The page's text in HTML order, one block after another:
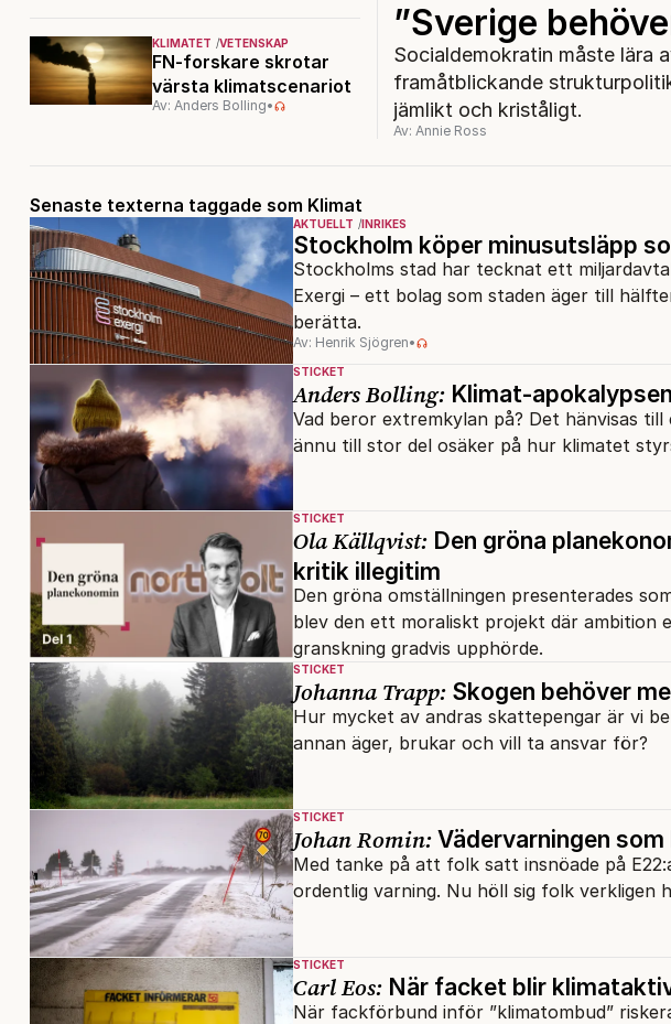
KLIMATET VETENSKAP
FN-forskare skrotar
värsta klimatscenariot
Av: Anders Bolling•
”Sverige
Socialdemokratin måste lära
framåtblickande
jämlikt och kriståligt.
Av: Annie Ross
Senaste texterna taggade som Klimat
AKTUELLT INRIKES
Stockholm köper minusutsläpp
Stockholms stad har tecknat ett
Exergi – ett bolag som staden äger till
berätta.
Av: Henrik Sjögren•
STICKET
Anders Bolling: Klimat-
Vad beror extremkylan på? Det hänvisas
ännu till stor del osäker på hur klimatet
STICKET
Ola Källqvist: Den gröna
kritik illegitim
Den gröna omställningen presenterades
blev den ett moraliskt projekt där ambition
granskning gradvis upphörde.
STICKET
Johanna Trapp: Skogen behöver
Hur mycket av andras skattepengar är vi
annan äger, brukar och vill ta ansvar för?
STICKET
Johan Romin: Vädervarningen
Med tanke på att folk satt insnöade på
ordentlig varning. Nu höll sig folk verkligen
STICKET
Carl Eos: När facket blir
När fackförbund inför ”klimatombud”